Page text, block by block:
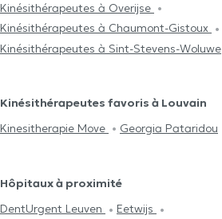
Kinésithérapeutes à Overijse
Kinésithérapeutes à Chaumont-Gistoux
Kinésithérapeutes à Sint-Stevens-Woluwe
Kinésithérapeutes favoris à Louvain
Kinesitherapie Move
Georgia Pataridou
Hôpitaux à proximité
DentUrgent Leuven
Eetwijs